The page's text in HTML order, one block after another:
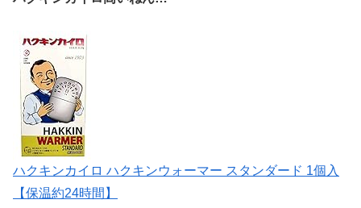
ハクキンカイロ ハクキンウォーマー スタンダード 1個入
【保温約24時間】